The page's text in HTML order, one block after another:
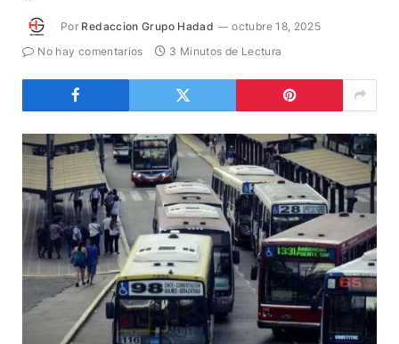
Por Redaccion Grupo Hadad
octubre 18, 2025
No hay comentarios
3 Minutos de Lectura